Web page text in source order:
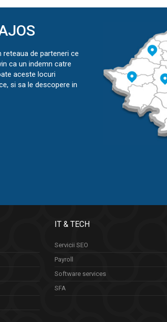
reteaua de parteneri ce
ca un indemn catre
aceste locuri
si sa le descopere in
IT & TECH
Servicii SEO
Payroll
Software services
SFA